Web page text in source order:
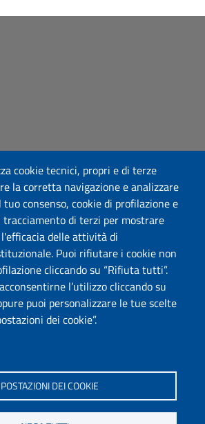
cookie tecnici, propri e di terze
la corretta navigazione e analizzare
consenso, cookie di profilazione e
di terzi per mostrare
delle attività di
Puoi rifiutare i cookie non
cliccando su “Rifiuta tutti”.
l’utilizzo cliccando su
puoi personalizzare le tue scelte
dei cookie”.
DEI COOKIE
di Sassari
Umanistiche e Sociali
Sassari